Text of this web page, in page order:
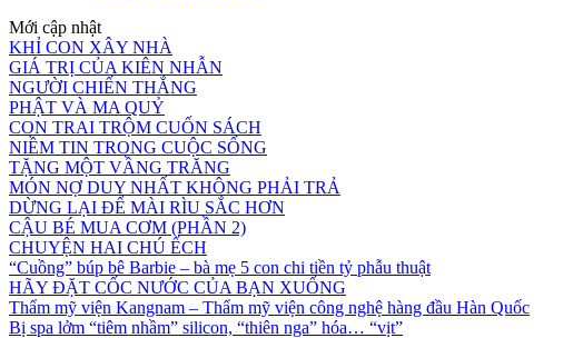
Mới cập nhật
KHỈ CON XÂY NHÀ
GIÁ TRỊ CỦA KIÊN NHẪN
NGƯỜI CHIẾN THẮNG
PHẬT VÀ MA QUỶ
CON TRAI TRỘM CUỐN SÁCH
NIỀM TIN TRONG CUỘC SỐNG
TẶNG MỘT VẦNG TRĂNG
MÓN NỢ DUY NHẤT KHÔNG PHẢI TRẢ
DỪNG LẠI ĐỂ MÀI RÌU SẮC HƠN
CẬU BÉ MUA CƠM (PHẦN 2)
CHUYỆN HAI CHÚ ẾCH
“Cuồng” búp bê Barbie – bà mẹ 5 con chi tiền tỷ phẫu thuật
HÃY ĐẶT CỐC NƯỚC CỦA BẠN XUỐNG
Thẩm mỹ viện Kangnam – Thẩm mỹ viện công nghệ hàng đầu Hàn Quốc
Bị spa lởm “tiêm nhầm” silicon, “thiên nga” hóa… “vịt”